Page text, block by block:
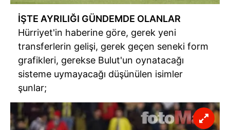
İŞTE AYRILIĞI GÜNDEMDE OLANLAR
Hürriyet'in haberine göre, gerek yeni
transferlerin gelişi, gerek geçen seneki form
grafikleri, gerekse Bulut'un oynatacağı
sisteme uymayacağı düşünülen isimler
şunlar;